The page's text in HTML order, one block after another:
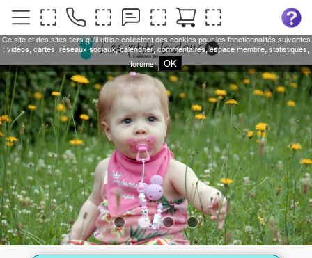
Ce site et des sites tiers qu'il utilise collectent des cookies pour les fonctionnalités suivantes
: vidéos, cartes, réseaux sociaux, calendrier, commentaires, espace membre, statistiques,
forums.
OK